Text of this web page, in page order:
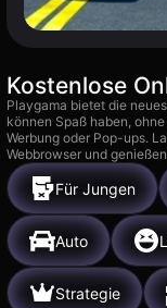
Kostenlose
Playgama bietet die
können Spaß haben,
Werbung oder Pop-ups.
Webbrowser und
Für Jungen
Auto
Strategie